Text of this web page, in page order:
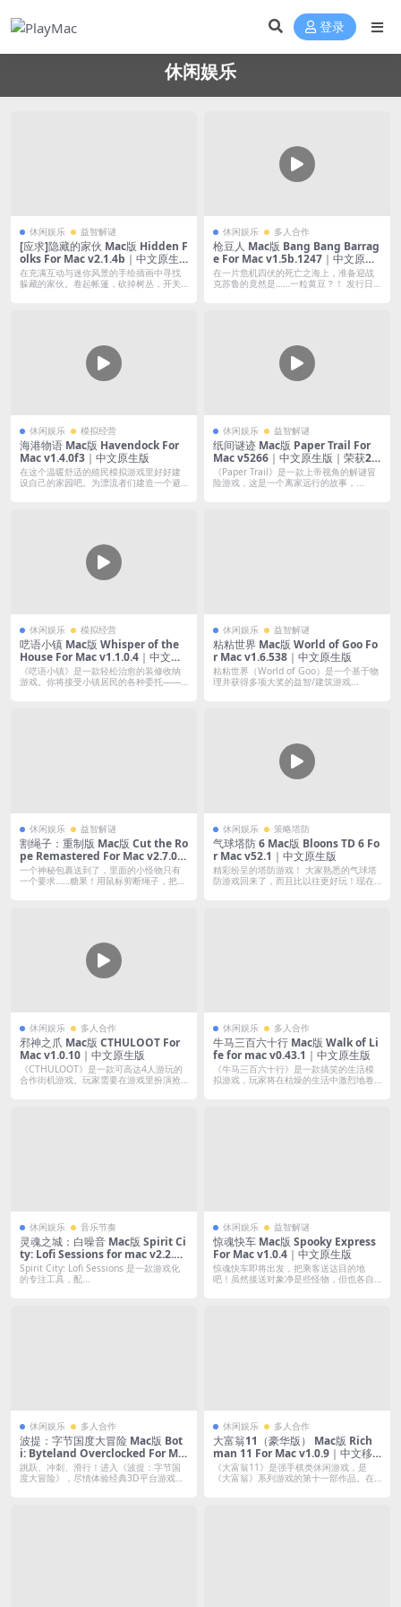
登录
休闲娱乐
休闲娱乐 益智解谜
[应求]隐藏的家伙 Mac版 Hidden F
olks For Mac v2.1.4b｜中文原生
版｜一直好评如潮的趣味找茬游戏
在充满互动与迷你风景的手绘插画中寻找
躲藏的家伙。卷起帐篷，砍掉树丛，开关
休闲娱乐 多人合作
枪豆人 Mac版 Bang Bang Barrag
e For Mac v1.5b.1247｜中文原生
版｜含全DLC
在一片危机四伏的死亡之海上，准备迎战
克苏鲁的竟然是……一粒黄豆？！ 发行日
休闲娱乐 模拟经营
海港物语 Mac版 Havendock For
Mac v1.4.0f3｜中文原生版
在这个温暖舒适的殖民模拟游戏里好好建
设自己的家园吧。为漂流者们建造一个避
休闲娱乐 益智解谜
纸间谜迹 Mac版 Paper Trail For
Mac v5266｜中文原生版｜荣获25
+奖项与提名的最佳手绘折纸风格益
智冒险解谜游戏
《Paper Trail》是一款上帝视角的解谜冒
险游戏，这是一个离家远行的故事，...
休闲娱乐 模拟经营
呓语小镇 Mac版 Whisper of the
House For Mac v1.1.0.4｜中文原
生版
《呓语小镇》是一款轻松治愈的装修收纳
游戏。你将接受小镇居民的各种委托——
休闲娱乐 益智解谜
粘粘世界 Mac版 World of Goo Fo
r Mac v1.6.538｜中文原生版
粘粘世界（World of Goo）是一个基于物
理并获得多项大奖的益智/建筑游戏...
休闲娱乐 益智解谜
割绳子：重制版 Mac版 Cut the Ro
pe Remastered For Mac v2.7.0｜
中文原生版｜AppStore版
一个神秘包裹送到了，里面的小怪物只有
一个要求……糖果！用鼠标剪断绳子，把美
休闲娱乐 策略塔防
气球塔防 6 Mac版 Bloons TD 6 Fo
r Mac v52.1｜中文原生版
精彩纷呈的塔防游戏！ 大家熟悉的气球塔
防游戏回来了，而且比以往更好玩！现在
休闲娱乐 多人合作
邪神之爪 Mac版 CTHULOOT For
Mac v1.0.10｜中文原生版
《CTHULOOT》是一款可高达4人游玩的
合作街机游戏。玩家需要在游戏里扮演抢
休闲娱乐 多人合作
牛马三百六十行 Mac版 Walk of Li
fe for mac v0.43.1｜中文原生版
《牛马三百六十行》是一款搞笑的生活模
拟游戏，玩家将在枯燥的生活中激烈地卷
休闲娱乐 音乐节奏
灵魂之城：白噪音 Mac版 Spirit Ci
ty: Lofi Sessions for mac v2.2.0
｜中文原生版｜含全DLC｜画风唯
美精致的专注力提升游戏
Spirit City: Lofi Sessions 是一款游戏化
的专注工具，配...
休闲娱乐 益智解谜
惊魂快车 Mac版 Spooky Express
For Mac v1.0.4｜中文原生版
惊魂快车即将出发，把乘客送达目的地
吧！虽然接送对象净是些怪物，但也各自
休闲娱乐 多人合作
波提：字节国度大冒险 Mac版 Bot
i: Byteland Overclocked For Ma
c Build.19383554｜中文移植版｜
含全DLC
跳跃、冲刺、滑行！进入《波提：字节国
度大冒险》，尽情体验经典3D平台游戏
休闲娱乐 多人合作
大富翁11（豪华版） Mac版 Rich
man 11 For Mac v1.0.9｜中文移
植版
《大富翁11》是强手棋类休闲游戏，是
《大富翁》系列游戏的第十一部作品。在